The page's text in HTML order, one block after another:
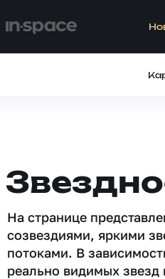
На странице
созвездиями, яркими
потоками. В
реально видимых